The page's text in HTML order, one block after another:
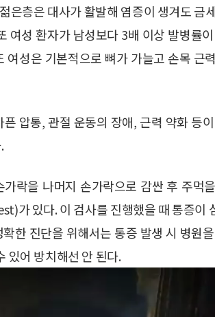
은층은 대사가 활발해 염증이 생겨도 금
여성 환자가 남성보다 3배 이상 발병률
성은 기본적으로 뼈가 가늘고 손목 근
압통, 관절 운동의 장애, 근력 약화 등
락을 나머지 손가락으로 감싼 후 주먹
가 있다. 이 검사를 진행했을 때 통증이
한 진단을 위해서는 통증 발생 시 병원
있어 방치해선 안 된다.